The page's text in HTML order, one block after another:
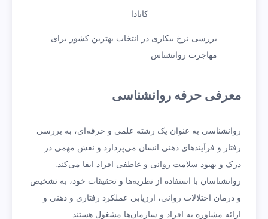
کانادا
بررسی نرخ بیکاری در انتخاب بهترین کشور برای
مهاجرت روانشناس
معرفی حرفه روانشناسی
روانشناسی به عنوان یک رشته علمی و حرفه‌ای، به بررسی
رفتار و فرآیندهای ذهنی انسان می‌پردازد و نقش مهمی در
درک و بهبود سلامت روانی و عاطفی افراد ایفا می‌کند.
روانشناسان با استفاده از نظریه‌ها و تحقیقات خود، به تشخیص
و درمان اختلالات روانی، ارزیابی عملکرد رفتاری و ذهنی و
ارائه مشاوره به افراد و سازمان‌ها مشغول هستند.